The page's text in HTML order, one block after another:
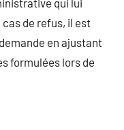
de refus, il est
en ajustant
formulées lors de